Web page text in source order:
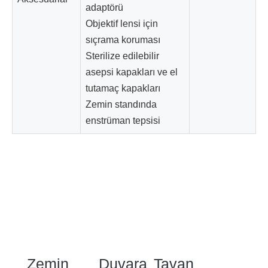
adaptörü
Objektif lensi için
sıçrama koruması
Sterilize edilebilir
asepsi kapakları ve el
tutamaç kapakları
Zemin standında
enstrüman tepsisi
Zemin
Duvara Tavan